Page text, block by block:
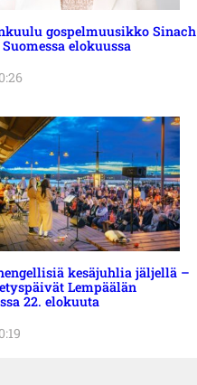
gospelmuusikko Sinach
elokuussa
kesäjuhlia jäljellä –
Lempäälän
22. elokuuta